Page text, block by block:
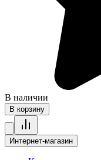
В наличии
В корзину
Интернет-магазин